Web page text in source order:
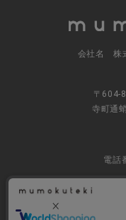
会社名 株
〒604-
寺町通
電話
営業時間